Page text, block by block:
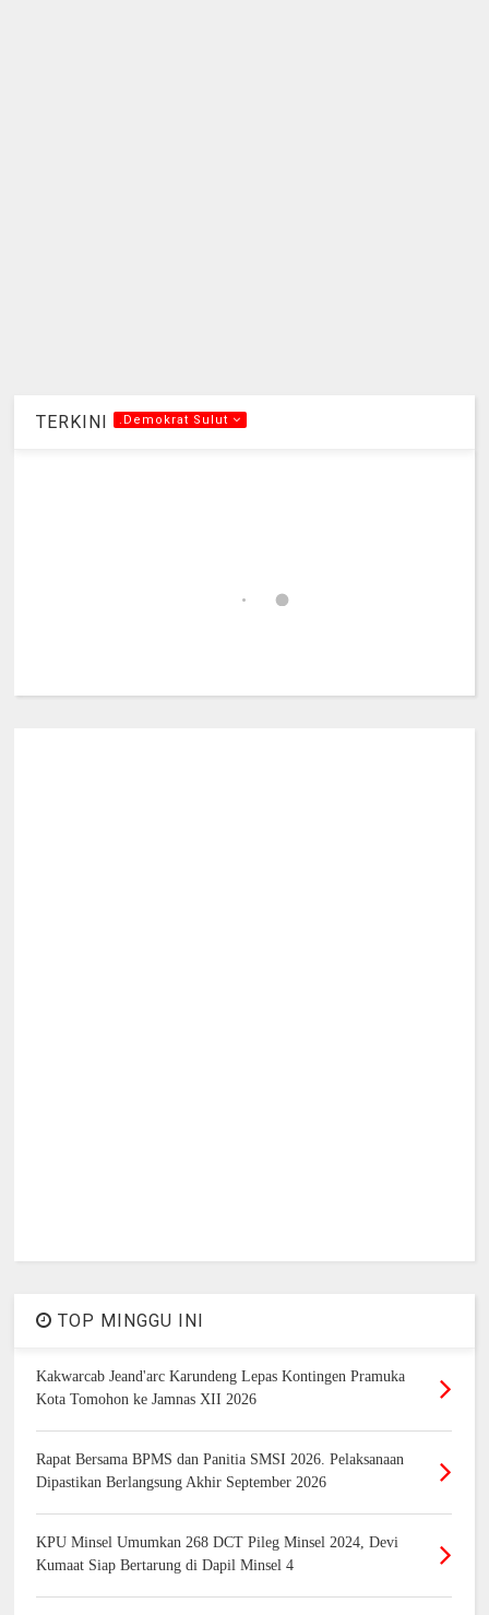
TERKINI .Demokrat Sulut
TOP MINGGU INI
Kakwarcab Jeand'arc Karundeng Lepas Kontingen Pramuka
Kota Tomohon ke Jamnas XII 2026
Rapat Bersama BPMS dan Panitia SMSI 2026. Pelaksanaan
Dipastikan Berlangsung Akhir September 2026
KPU Minsel Umumkan 268 DCT Pileg Minsel 2024, Devi
Kumaat Siap Bertarung di Dapil Minsel 4